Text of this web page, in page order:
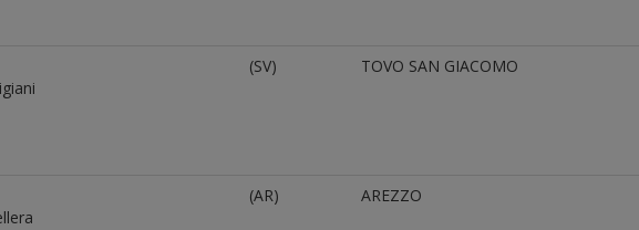
(SV) TOVO SAN GIACOMO
(AR) AREZZO